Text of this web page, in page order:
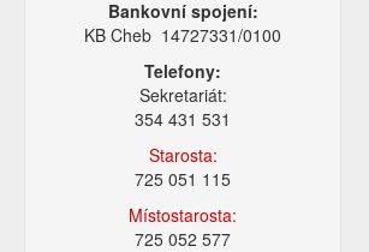
Bankovní spojení:
KB Cheb 14727331/0100
Telefony:
Sekretariát:
354 431 531
Starosta:
725 051 115
Místostarosta:
725 052 577